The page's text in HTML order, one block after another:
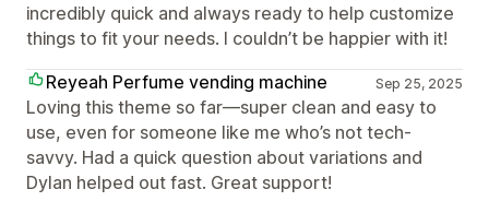
incredibly quick and always ready to help customize
things to fit your needs. I couldn’t be happier with it!
Reyeah Perfume vending machine
Sep 25, 2025
Loving this theme so far—super clean and easy to
use, even for someone like me who’s not tech-
savvy. Had a quick question about variations and
Dylan helped out fast. Great support!